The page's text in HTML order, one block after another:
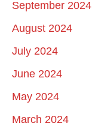
September 2024
August 2024
July 2024
June 2024
May 2024
March 2024